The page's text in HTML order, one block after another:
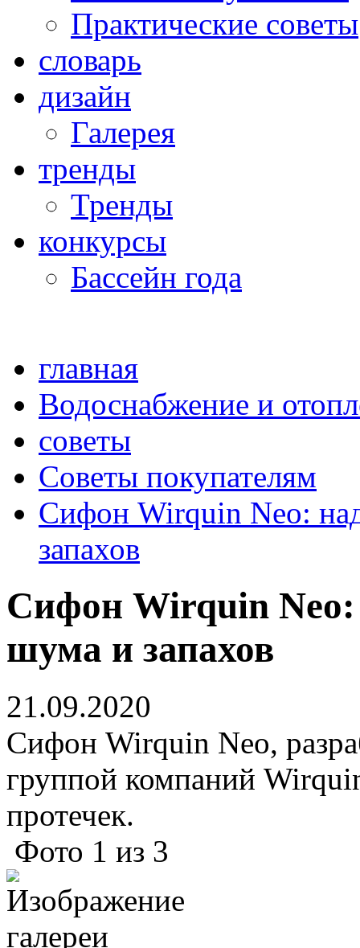
Практические советы
словарь
дизайн
Галерея
тренды
Тренды
конкурсы
Бассейн года
главная
Водоснабжение и
советы
Советы покупателям
Сифон Wirquin Neo:
запахов
Сифон Wirquin Neo:
шума и запахов
21.09.2020
Сифон Wirquin Neo,
группой компаний
протечек.
Фото 1 из 3